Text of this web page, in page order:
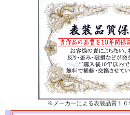
※メーカーによる表装品質１０